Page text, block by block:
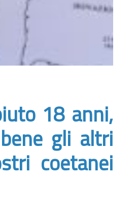
18 anni,
gli altri
coetanei